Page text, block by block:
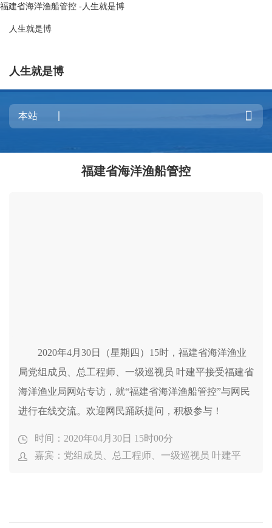
福建省海洋渔船管控 -人生就是博
人生就是博
人生就是博

福建省海洋渔船管控
2020年4月30日（星期四）15时，福建省海洋渔业
局党组成员、总工程师、一级巡视员 叶建平接受福建省
海洋渔业局网站专访，就“福建省海洋渔船管控”与网民
进行在线交流。欢迎网民踊跃提问，积极参与！
时间：2020年04月30日 15时00分
嘉宾：党组成员、总工程师、一级巡视员 叶建平